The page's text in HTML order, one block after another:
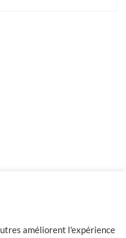
améliorent l'expérience